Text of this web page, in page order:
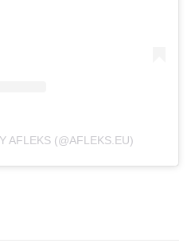
AFLEKS (@AFLEKS.EU)